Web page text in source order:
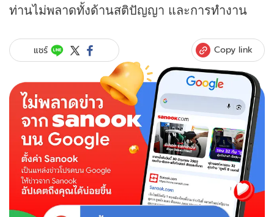
ท่านไม่พลาดทั้งด้านสติปัญญา และการทำงาน
แชร์ Copy link